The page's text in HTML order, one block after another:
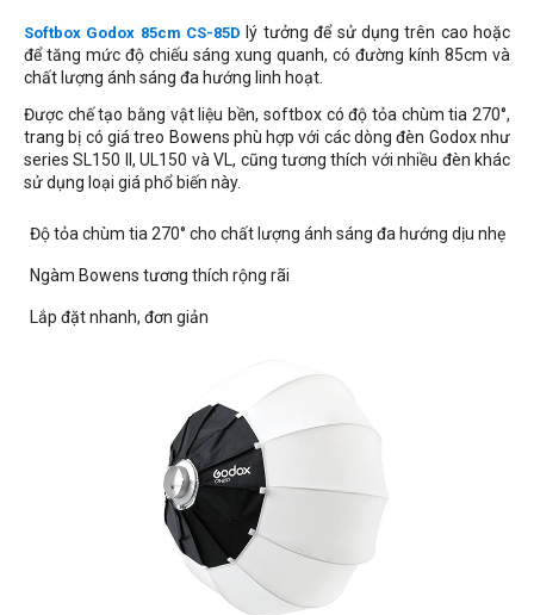
Softbox Godox 85cm CS-85D lý tưởng để sử dụng trên cao hoặc
để tăng mức độ chiếu sáng xung quanh, có đường kính 85cm và
chất lượng ánh sáng đa hướng linh hoạt.
Được chế tạo bằng vật liệu bền, softbox có độ tỏa chùm tia 270°,
trang bị có giá treo Bowens phù hợp với các dòng đèn Godox như
seriesSL150 II, UL150 và VL, cũng tương thích với nhiều đèn khác
sử dụng loại giá phổ biến này.
Độ tỏa chùm tia 270° cho chất lượng ánh sáng đa hướng dịu nhẹ
Ngàm Bowens tương thích rộng rãi
Lắp đặt nhanh, đơn giản